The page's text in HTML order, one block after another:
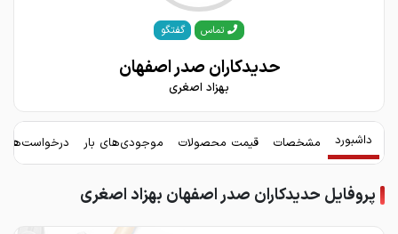
تماس گفتگو
حدیدکاران صدر اصفهان
بهزاد اصغری
داشبورد مشخصات قیمت محصولات موجودی‌های بار
پروفایل حدیدکاران صدر اصفهان بهزاد اصغری